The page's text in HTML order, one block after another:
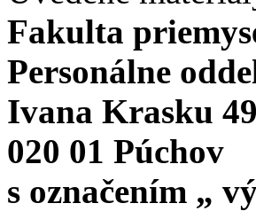
Fakulta
Personálne
Ivana Krasku
020 01 Púchov
s označením „